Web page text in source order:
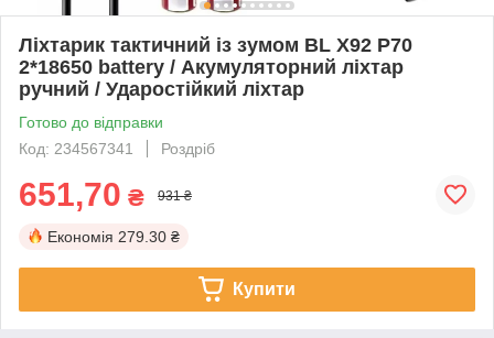
Ліхтарик тактичний із зумом BL X92 P70
2*18650 battery / Акумуляторний ліхтар
ручний / Ударостійкий ліхтар
Готово до відправки
Код: 234567341
Роздріб
651,70 ₴ 931 ₴
Економія 279.30 ₴
Купити